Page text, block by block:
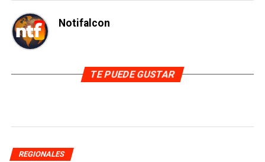
Notifalcon
TE PUEDE GUSTAR
REGIONALES